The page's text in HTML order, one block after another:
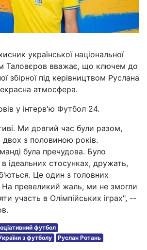
української національної
Таловєров вважає, що ключем до
збірної під керівництвом Руслана
атмосфера.
у інтерв'ю Футбол 24.
Ми довгий час були разом,
з половиною років.
була пречудова. Було
в ідеальних стосунках, дружать,
Це один з головних
На превеликий жаль, ми не змогли
участь в Олімпійських іграх", --
футбол
з футболу
Руслан Ротань